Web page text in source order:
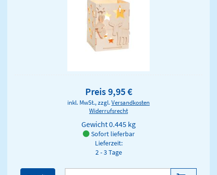
Preis 9,95 €
inkl. MwSt., zzgl.Versandkosten
Widerrufsrecht
Gewicht0.445 kg
Sofort lieferbar
Lieferzeit:
2 - 3 Tage